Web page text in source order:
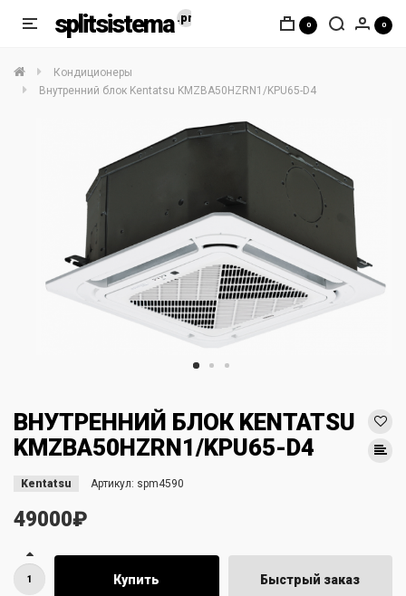
splitsistema 0 0
Кондиционеры
Внутренний блок Kentatsu KMZBA50HZRN1/KPU65-D4
ВНУТРЕННИЙ БЛОК KENTATSU
KMZBA50HZRN1/KPU65-D4
Kentatsu Артикул: spm4590
49000₽
Купить Быстрый заказ